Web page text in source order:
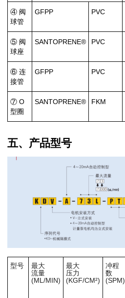
④ 阀
球管
GFPP PVC
⑤ 阀
球座
SANTOPRENE® PVC
⑥ 连
接管
GFPP PVC
⑦ O
型圈
SANTOPRENE® FKM
五、产品型号
型号
最大
流量
(ML/MIN)
最大
压力
(KGF/CM²)
冲程
数
(SPM)